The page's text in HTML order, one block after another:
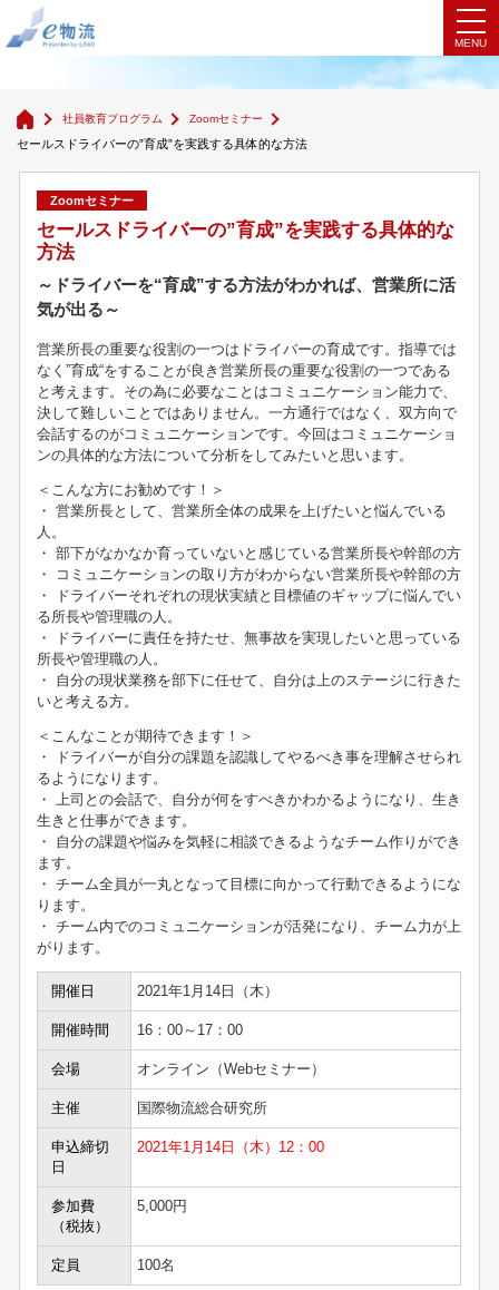
Zoomセミナー
社員教育プログラム Zoomセミナー
セールスドライバーの”育成”を実践する具体的な方法
Zoomセミナー
セールスドライバーの”育成”を実践する具体的な
方法
～ドライバーを“育成”する方法がわかれば、営業所に活
気が出る～
営業所長の重要な役割の一つはドライバーの育成です。指導では
なく”育成“をすることが良き営業所長の重要な役割の一つである
と考えます。その為に必要なことはコミュニケーション能力で、
決して難しいことではありません。一方通行ではなく、双方向で
会話するのがコミュニケーションです。今回はコミュニケーショ
ンの具体的な方法について分析をしてみたいと思います。
＜こんな方にお勧めです！＞
・ 営業所長として、営業所全体の成果を上げたいと悩んでいる
人。
・ 部下がなかなか育っていないと感じている営業所長や幹部の方
・ コミュニケーションの取り方がわからない営業所長や幹部の方
・ ドライバーそれぞれの現状実績と目標値のギャップに悩んでい
る所長や管理職の人。
・ ドライバーに責任を持たせ、無事故を実現したいと思っている
所長や管理職の人。
・ 自分の現状業務を部下に任せて、自分は上のステージに行きた
いと考える方。
＜こんなことが期待できます！＞
・ ドライバーが自分の課題を認識してやるべき事を理解させられ
るようになります。
・ 上司との会話で、自分が何をすべきかわかるようになり、生き
生きと仕事ができます。
・ 自分の課題や悩みを気軽に相談できるようなチーム作りができ
ます。
・ チーム全員が一丸となって目標に向かって行動できるようにな
ります。
・ チーム内でのコミュニケーションが活発になり、チーム力が上
がります。
開催日 2021年1月14日（木）
開催時間 16：00～17：00
会場 オンライン（Webセミナー）
主催 国際物流総合研究所
申込締切
日
2021年1月14日（木）12：00
参加費
（税抜）
5,000円
定員 100名